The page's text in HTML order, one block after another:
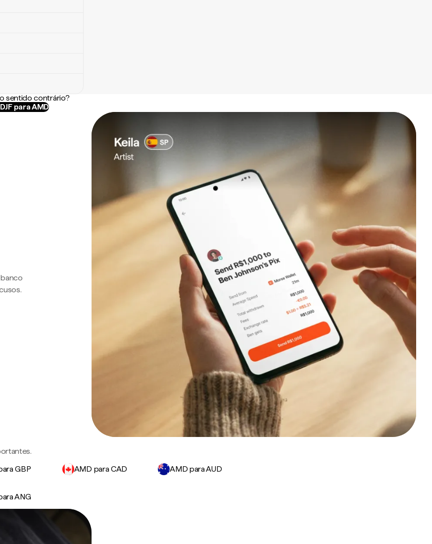
sentido contrário?
para AMD
GBP AMD para CAD AMD para AUD
ANG